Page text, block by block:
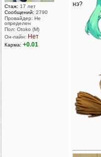
Стаж: 17 лет
Сообщений: 2790
Провайдер: Не
определен
Пол: Otoko (M)
Он-лайн: Нет
Карма: +0.01
нэ?